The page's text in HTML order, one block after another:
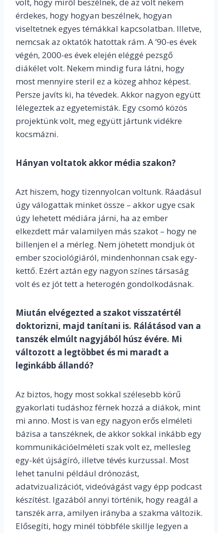
volt, hogy miről beszélnek, de az volt nekem
érdekes, hogy hogyan beszélnek, hogyan
viseltetnek egyes témákkal kapcsolatban. Illetve,
nemcsak az oktatók hatottak rám. A ’90-es évek
végén, 2000-es évek elején eléggé pezsgő
diákélet volt. Nekem mindig fura látni, hogy
most mennyire steril ez a közeg ahhoz képest.
Persze javíts ki, ha tévedek. Akkor nagyon együtt
lélegeztek az egyetemisták. Egy csomó közös
projektünk volt, meg együtt jártunk vidékre
kocsmázni.
Hányan voltatok akkor média szakon?
Azt hiszem, hogy tizennyolcan voltunk. Ráadásul
úgy válogattak minket össze – akkor ugye csak
úgy lehetett médiára járni, ha az ember
elkezdett már valamilyen más szakot – hogy ne
billenjen el a mérleg. Nem jöhetett mondjuk öt
ember szociológiáról, mindenhonnan csak egy-
kettő. Ezért aztán egy nagyon színes társaság
volt és ez jót tett a heterogén gondolkodásnak.
Miután elvégezted a szakot visszatértél
doktorizni, majd tanítani is. Rálátásod van a
tanszék elmúlt nagyjából húsz évére. Mi
változott a legtöbbet és mi maradt a
leginkább állandó?
Az biztos, hogy most sokkal szélesebb körű
gyakorlati tudáshoz férnek hozzá a diákok, mint
mi anno. Most is van egy nagyon erős elméleti
bázisa a tanszéknek, de akkor sokkal inkább egy
kommunikációelméleti szak volt ez, mellesleg
egy-két újságíró, illetve tévés kurzussal. Most
lehet tanulni például drónozást,
adatvizualizációt, videóvágást vagy épp podcast
készítést. Igazából annyi történik, hogy reagál a
tanszék arra, amilyen irányba a szakma változik.
Elősegíti, hogy minél többféle skillje legyen a